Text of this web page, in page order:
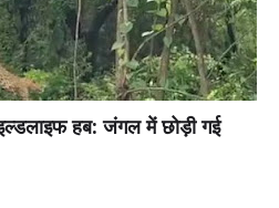
हब: जंगल में छोड़ी गई